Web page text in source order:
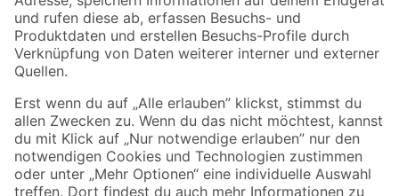
Zahlungsarten Versandarten
Sicher einkaufen
Jetzt die toom-App herunterladen